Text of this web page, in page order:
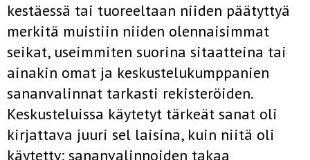
kestäessä tai tuoreeltaan niiden päätyttyä
merkitä muistiin niiden olennaisimmat
seikat, useimmiten suorina sitaatteina tai
ainakin omat ja keskustelukumppanien
sananvalinnat tarkasti rekisteröiden.
Keskusteluissa käytetyt tärkeät sanat oli
kirjattava juuri sel­ laisina, kuin niitä oli
käytetty: sananvalinnoiden takaa